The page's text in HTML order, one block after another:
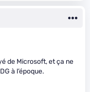
de Microsoft, et ça ne
à l’époque.